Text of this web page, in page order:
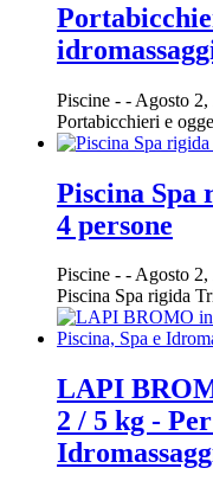
Piscine - - Agosto 2,
Portabicchieri e
Piscina Spa
4 persone
Piscine - -Agosto 2,
Piscina Spa rigida
LAPI
2 / 5 kg -